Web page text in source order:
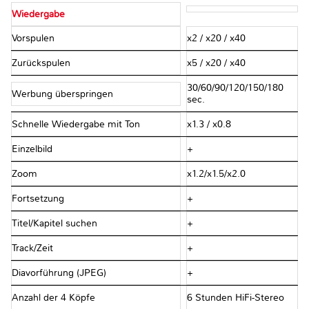
Wiedergabe
Vorspulen x2 / x20 / x40
Zurückspulen x5 / x20 / x40
Werbung überspringen
30/60/90/120/150/180
sec.
Schnelle Wiedergabe mit Ton x1.3 / x0.8
Einzelbild +
Zoom x1.2/x1.5/x2.0
Fortsetzung +
Titel/Kapitel suchen +
Track/Zeit +
Diavorführung (JPEG) +
Anzahl der 4 Köpfe 6 Stunden HiFi-Stereo